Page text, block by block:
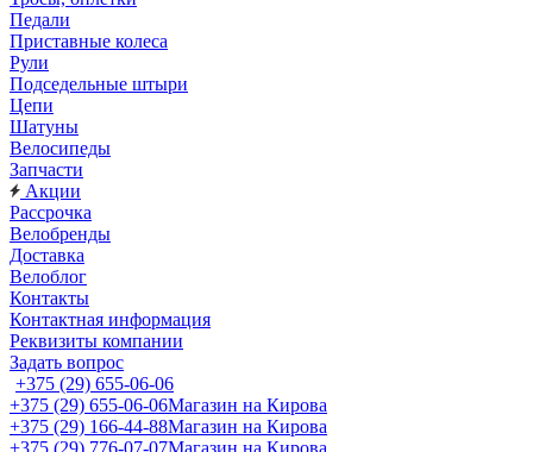
Педали
Приставные колеса
Рули
Подседельные штыри
Цепи
Шатуны
Велосипеды
Запчасти
Акции
Рассрочка
Велобренды
Доставка
Велоблог
Контакты
Контактная информация
Реквизиты компании
Задать вопрос
+375 (29) 655-06-06
+375 (29) 655-06-06Магазин на Кирова
+375 (29) 166-44-88Магазин на Кирова
+375 (29) 776-07-07Магазин на Кирова